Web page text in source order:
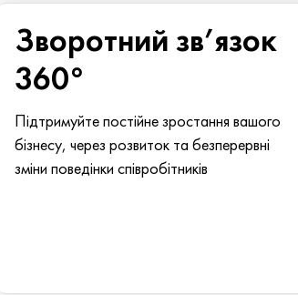
Зворотний зв’язок
360°
Підтримуйте постійне зростання вашого
бізнесу, через розвиток та безперервні
зміни поведінки співробітників